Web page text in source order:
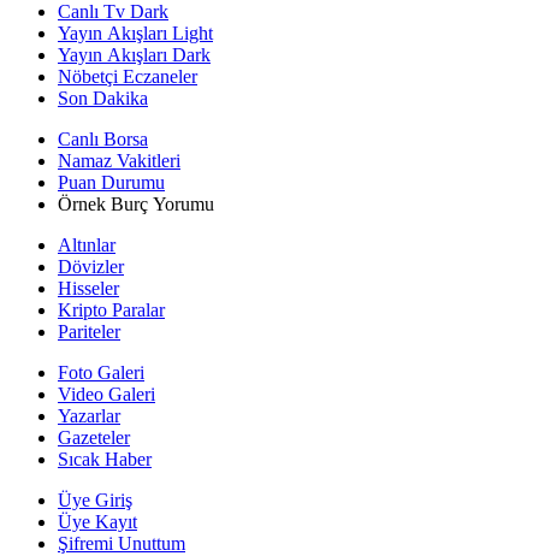
Canlı Tv Dark
Yayın Akışları Light
Yayın Akışları Dark
Nöbetçi Eczaneler
Son Dakika
Canlı Borsa
Namaz Vakitleri
Puan Durumu
Örnek Burç Yorumu
Altınlar
Dövizler
Hisseler
Kripto Paralar
Pariteler
Foto Galeri
Video Galeri
Yazarlar
Gazeteler
Sıcak Haber
Üye Giriş
Üye Kayıt
Şifremi Unuttum